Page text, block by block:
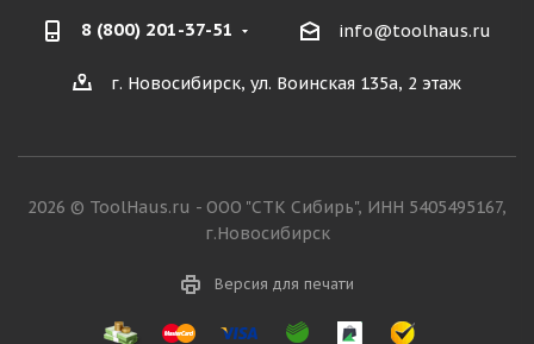
8 (800) 201-37-51 info@toolhaus.ru
г. Новосибирск, ул. Воинская 135а, 2 этаж
2026 © ToolHaus.ru - ООО "СТК Сибирь", ИНН 5405495167,
г.Новосибирск
Версия для печати